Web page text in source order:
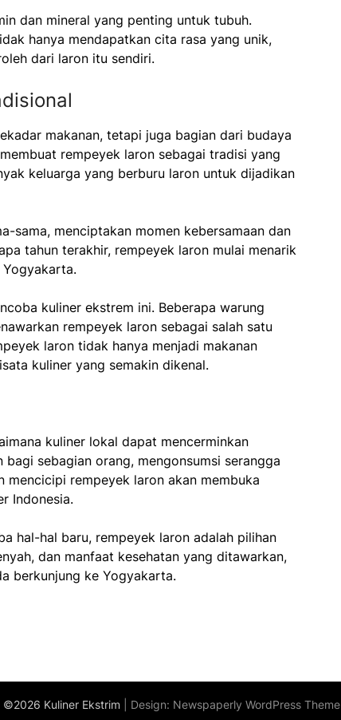
dan mineral yang penting untuk tubuh.
hanya mendapatkan cita rasa yang unik,
dari laron itu sendiri.
makanan, tetapi juga bagian dari budaya
rempeyek laron sebagai tradisi yang
keluarga yang berburu laron untuk dijadikan
sama, menciptakan momen kebersamaan dan
tahun terakhir, rempeyek laron mulai menarik
kuliner ekstrem ini. Beberapa warung
rempeyek laron sebagai salah satu
laron tidak hanya menjadi makanan
kuliner yang semakin dikenal.
kuliner lokal dapat mencerminkan
sebagian orang, mengonsumsi serangga
mencicipi rempeyek laron akan membuka
Indonesia.
hal-hal baru, rempeyek laron adalah pilihan
dan manfaat kesehatan yang ditawarkan,
berkunjung ke Yogyakarta.
©2026 Kuliner Ekstrim | Design: Newspaperly WordPress Theme